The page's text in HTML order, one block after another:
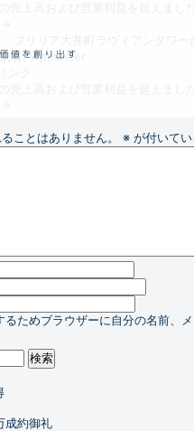
ブリリア大井町ラヴィアンタワー
者: wpmaster
売上高および営業利益を超えました
ことはありません。
※ が付いて
ためブラウザーに自分の名前、
成約御礼